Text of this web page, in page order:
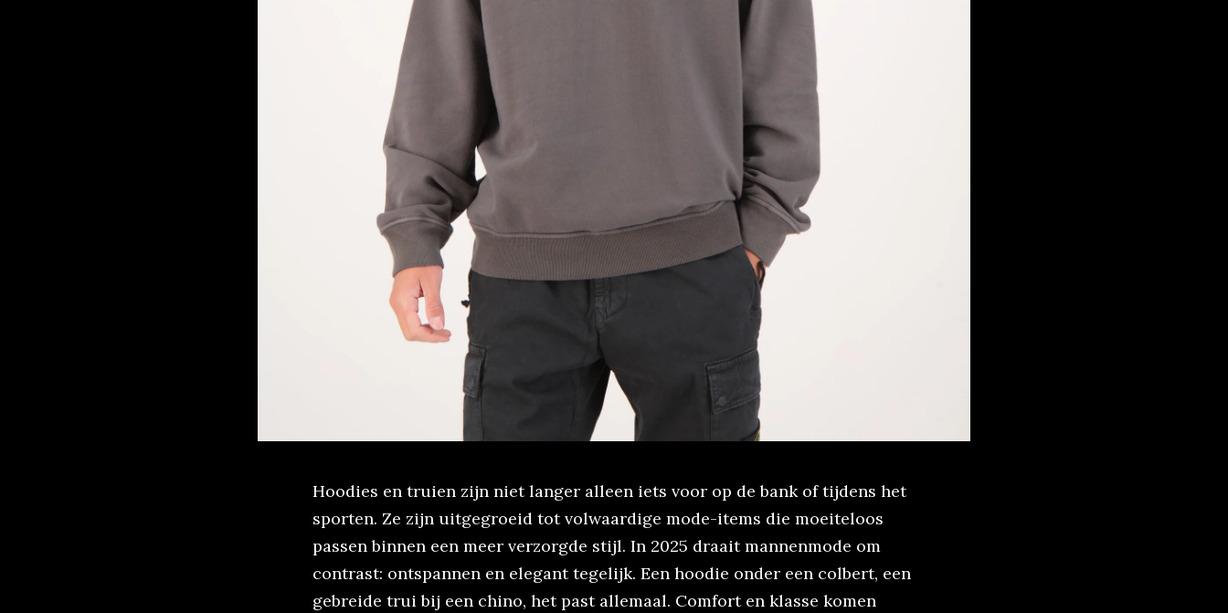
Hoodies en truien zijn niet langer alleen iets voor op de bank of tijdens het
sporten. Ze zijn uitgegroeid tot volwaardige mode-items die moeiteloos
passen binnen een meer verzorgde stijl. In 2025 draait mannenmode om
contrast: ontspannen en elegant tegelijk. Een hoodie onder een colbert, een
gebreide trui bij een chino, het past allemaal. Comfort en klasse komen